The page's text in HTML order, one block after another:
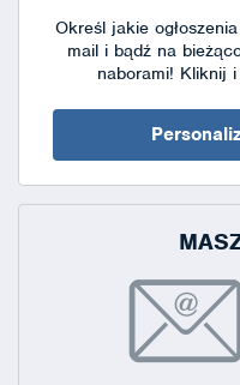
Określ jakie
mail i bądź na
naborami! Kliknij i